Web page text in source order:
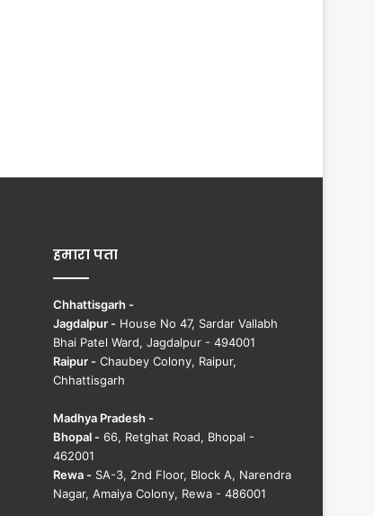
हमारा पता
Chhattisgarh -
Jagdalpur - House No 47, Sardar Vallabh
Bhai Patel Ward, Jagdalpur - 494001
Raipur - Chaubey Colony, Raipur,
Chhattisgarh
Madhya Pradesh -
Bhopal - 66, Retghat Road, Bhopal -
462001
Rewa - SA-3, 2nd Floor, Block A, Narendra
Nagar, Amaiya Colony, Rewa - 486001